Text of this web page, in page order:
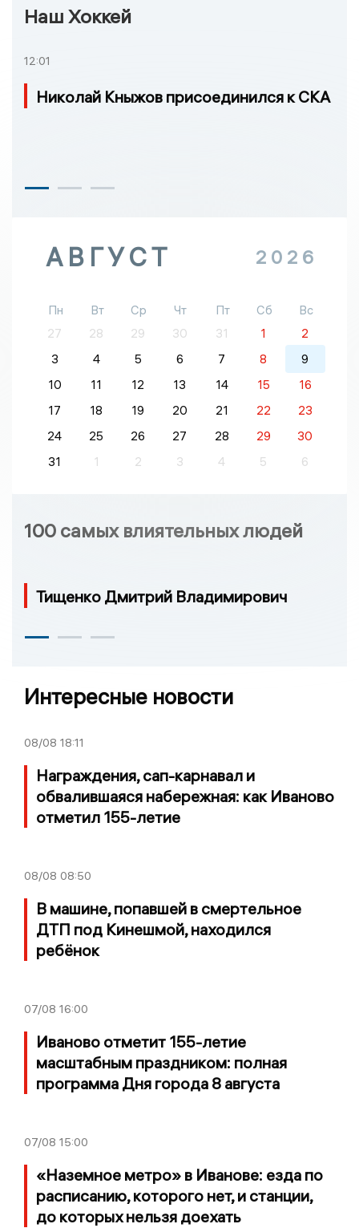
Наш Хоккей
12:01
Николай Кныжов присоединился к СКА
АВГУСТ 2026
Пн Вт Ср Чт Пт Сб
Вс
27
28 29 30 31 1
2
3
4 5 6 7 8
9
10
11 12 13 14 15
16
17
18 19 20 21 22
23
24
25 26 27 28 29
30
31
1 2 3 4 5 6
100 самых влиятельных людей
Тищенко Дмитрий Владимирович
Интересные новости
08/08 18:11
Награждения, сап-карнавал и
обвалившаяся набережная: как Иваново
отметил 155-летие
08/08 08:50
В машине, попавшей в смертельное
ДТП под Кинешмой, находился
ребёнок
07/08 16:00
Иваново отметит 155-летие
масштабным праздником: полная
программа Дня города 8 августа
07/08 15:00
«Наземное метро» в Иванове: езда по
расписанию, которого нет, и станции,
до которых нельзя доехать